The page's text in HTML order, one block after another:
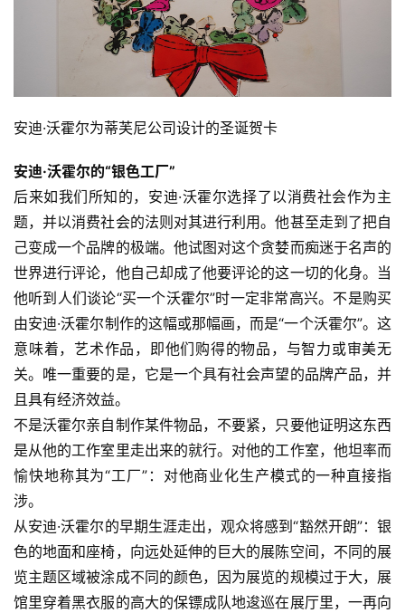
安迪·沃霍尔为蒂芙尼公司设计的圣诞贺卡
安迪·沃霍尔的“银色工厂”
后来如我们所知的，安迪·沃霍尔选择了以消费社会作为主
题，并以消费社会的法则对其进行利用。他甚至走到了把自
己变成一个品牌的极端。他试图对这个贪婪而痴迷于名声的
世界进行评论，他自己却成了他要评论的这一切的化身。当
他听到人们谈论“买一个沃霍尔”时一定非常高兴。不是购买
由安迪·沃霍尔制作的这幅或那幅画，而是“一个沃霍尔”。这
意味着，艺术作品，即他们购得的物品，与智力或审美无
关。唯一重要的是，它是一个具有社会声望的品牌产品，并
且具有经济效益。
不是沃霍尔亲自制作某件物品，不要紧，只要他证明这东西
是从他的工作室里走出来的就行。对他的工作室，他坦率而
愉快地称其为“工厂”：对他商业化生产模式的一种直接指
涉。
从安迪·沃霍尔的早期生涯走出，观众将感到“豁然开朗”：银
色的地面和座椅，向远处延伸的巨大的展陈空间，不同的展
览主题区域被涂成不同的颜色，因为展览的规模过于大，展
馆里穿着黑衣服的高大的保镖成队地逡巡在展厅里，一再向